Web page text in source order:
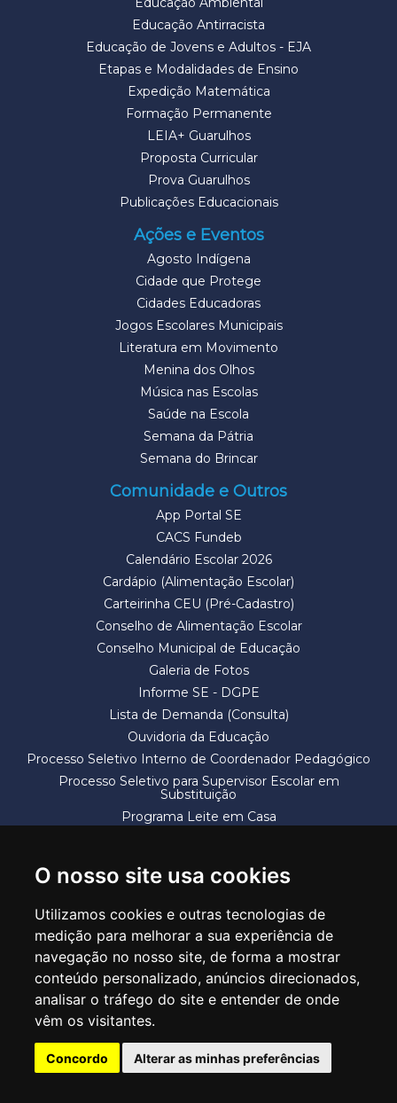
O nosso site usa cookies
Utilizamos cookies e outras tecnologias de
medição para melhorar a sua experiência de
navegação no nosso site, de forma a mostrar
conteúdo personalizado, anúncios direcionados,
analisar o tráfego do site e entender de onde
vêm os visitantes.
Concordo Alterar as minhas preferências
Educação Antirracista
Educação de Jovens e Adultos - EJA
Etapas e Modalidades de Ensino
Expedição Matemática
Formação Permanente
LEIA+ Guarulhos
Proposta Curricular
Prova Guarulhos
Publicações Educacionais
Ações e Eventos
Agosto Indígena
Cidade que Protege
Cidades Educadoras
Jogos Escolares Municipais
Literatura em Movimento
Menina dos Olhos
Música nas Escolas
Saúde na Escola
Semana da Pátria
Semana do Brincar
Comunidade e Outros
App Portal SE
CACS Fundeb
Calendário Escolar 2026
Cardápio (Alimentação Escolar)
Carteirinha CEU (Pré-Cadastro)
Conselho de Alimentação Escolar
Conselho Municipal de Educação
Galeria de Fotos
Informe SE - DGPE
Lista de Demanda (Consulta)
Ouvidoria da Educação
Processo Seletivo Interno de Coordenador Pedagógico
Processo Seletivo para Supervisor Escolar em
Substituição
Programa Leite em Casa
SECRETARIA DE EDUCAÇÃO
Rua Claudino Barbosa, 313 - Macedo - Guarulhos/SP CEP 07113-040
Central de Atendimento: *55 11 2475-7300